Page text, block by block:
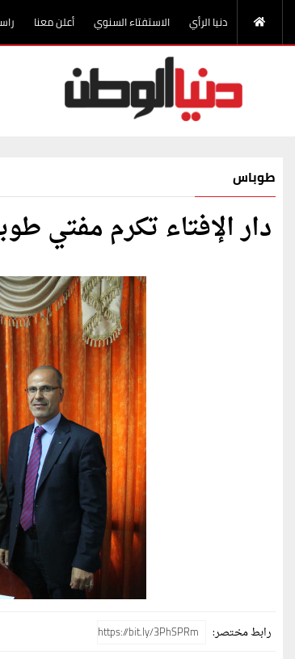
دنيا الرأي الاستفتاء السنوي أعلن معنا
طوباس
دار الإفتاء تكرم مفتي
رابط مختصر: